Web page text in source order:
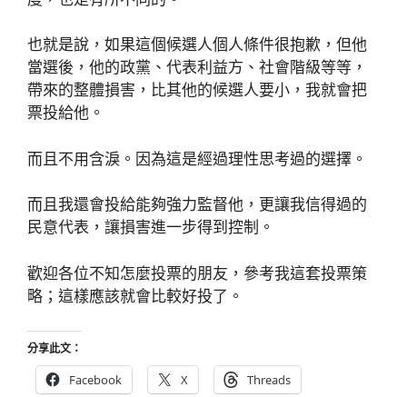
也就是說，如果這個候選人個人條件很抱歉，但他
當選後，他的政黨、代表利益方、社會階級等等，
帶來的整體損害，比其他的候選人要小，我就會把
票投給他。
而且不用含淚。因為這是經過理性思考過的選擇。
而且我還會投給能夠強力監督他，更讓我信得過的
民意代表，讓損害進一步得到控制。
歡迎各位不知怎麼投票的朋友，參考我這套投票策
略；這樣應該就會比較好投了。
分享此文：
Facebook X Threads